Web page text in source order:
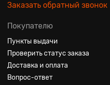
Заказать обратный звонок
Покупателю
Пункты выдачи
Проверить статус заказа
Доставка и оплата
Вопрос-ответ